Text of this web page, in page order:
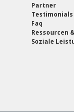
Partner
Testimonials
Faq
Ressourcen
Soziale